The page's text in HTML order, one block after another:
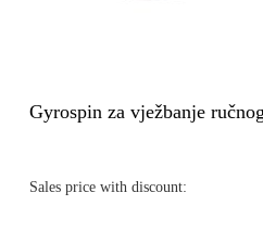
Gyrospin za vježbanje
Sales price with discount: